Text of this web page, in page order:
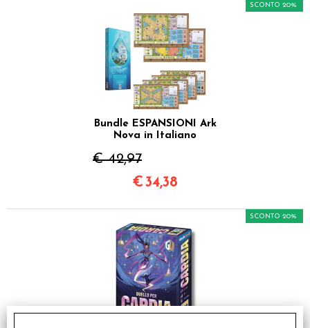
Bundle ESPANSIONI Ark
Nova in Italiano
€ 42,97
SCONTO 20%
€34,38
SCONTO 20%